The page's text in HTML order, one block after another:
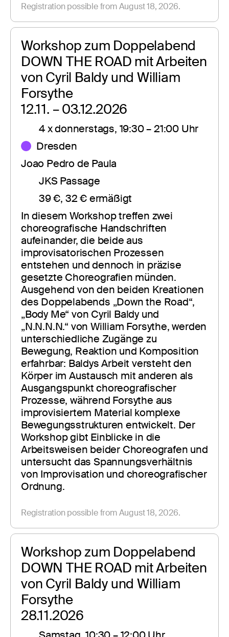
Registration possible from August 18, 2026.
Workshop zum Doppelabend
DOWN THE ROAD mit Arbeiten
von Cyril Baldy und William
Forsythe
12.11. – 03.12.2026
4 x donnerstags, 19:30 – 21:00 Uhr
Dresden
Joao Pedro de Paula
JKS Passage
39 €, 32 € ermäßigt
In diesem Workshop treffen zwei
choreografische Handschriften
aufeinander, die beide aus
improvisatorischen Prozessen
entstehen und dennoch in präzise
gesetzte Choreografien münden.
Ausgehend von den beiden Kreationen
des Doppelabends „Down the Road“,
„Body Me“ von Cyril Baldy und
„N.N.N.N.“ von William Forsythe, werden
unterschiedliche Zugänge zu
Bewegung, Reaktion und Komposition
erfahrbar: Baldys Arbeit versteht den
Körper im Austausch mit anderen als
Ausgangspunkt choreografischer
Prozesse, während Forsythe aus
improvisiertem Material komplexe
Bewegungsstrukturen entwickelt. Der
Workshop gibt Einblicke in die
Arbeitsweisen beider Choreografen und
untersucht das Spannungsverhältnis
von Improvisation und choreografischer
Ordnung.
Registration possible from August 18, 2026.
Workshop zum Doppelabend
DOWN THE ROAD mit Arbeiten
von Cyril Baldy und William
Forsythe
28.11.2026